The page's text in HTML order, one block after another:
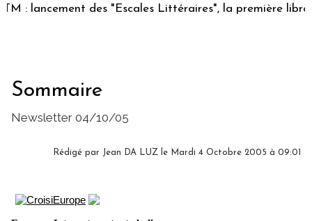
: lancement des "Escales Littéraires", la première librairie
Sommaire
Newsletter 04/10/05
Rédigé par Jean DA LUZ le Mardi 4 Octobre 2005 à 09:01